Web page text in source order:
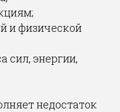
и физической
сил, энергии,
недостаток